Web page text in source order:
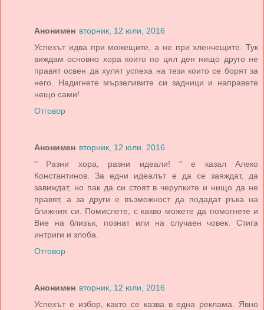
Анонимен вторник, 12 юли, 2016
Успехът идва при можещите, а не при хленчещите. Тук
виждам основно хора които по цял ден нищо друго не
правят освен да хулят успеха на тези които се борят за
него. Надигнете мързеливите си задници и направете
нещо сами!
Отговор
Анонимен вторник, 12 юли, 2016
" Разни хора, разни идеали! " е казал Алеко
Константинов. За едни идеалът е да се заяждат, да
завиждат, но пак да си стоят в черупките и нищо да не
правят, а за други е възможност да подадат ръка на
ближния си. Помислете, с какво можете да помогнете и
Вие на близък, познат или на случаен човек. Стига
интриги и злоба.
Отговор
Анонимен вторник, 12 юли, 2016
Успехът е избор, както се казва в една реклама. Явно